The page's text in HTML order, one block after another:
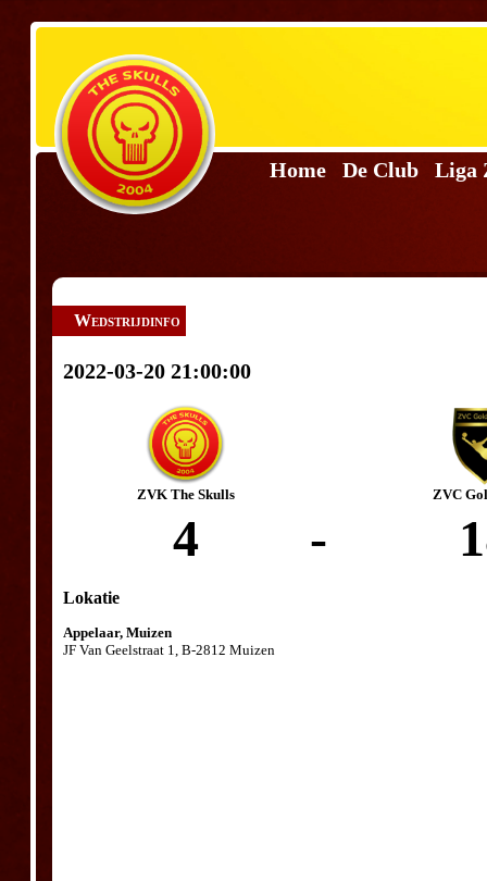
Home De Club Liga
Wedstrijdinfo
2022-03-20 21:00:00
ZVK The Skulls ZVC
4 -
Lokatie
Appelaar, Muizen
JF Van Geelstraat 1, B-2812 Muizen